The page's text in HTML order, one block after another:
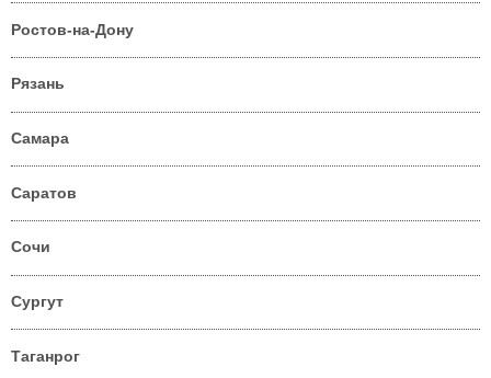
Ростов-на-Дону
Рязань
Самара
Саратов
Сочи
Сургут
Таганрог